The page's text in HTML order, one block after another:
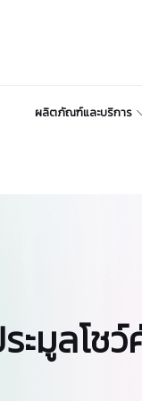
ผลิตภัณฑ์และบริการ
ะมูลโช